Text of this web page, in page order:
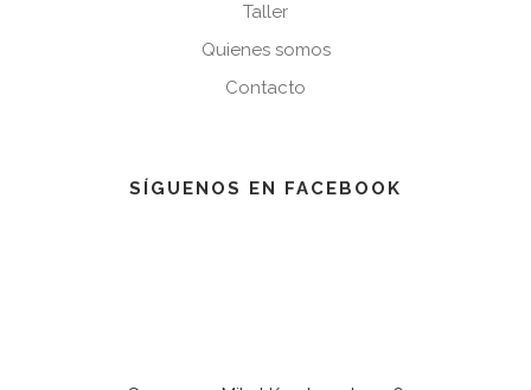
Taller
Quienes somos
Contacto
SÍGUENOS EN FACEBOOK